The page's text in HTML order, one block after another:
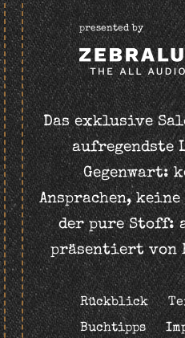
presented by
Das exklusive
Gegenwart:
Ansprachen,
der pure Stoff:
präsentiert von
Rückblick
Buchtipps